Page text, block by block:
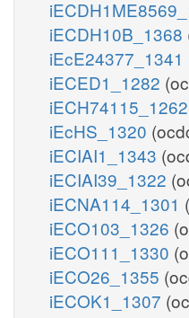
iECDH10B_1368
iEcE24377_1341
iECED1_1282
iECH74115_1262
iEcHS_1320
iECIAI1_1343
iECIAI39_1322
iECNA114_1301
iECO103_1326
iECO111_1330
iECO26_1355
iECOK1_1307